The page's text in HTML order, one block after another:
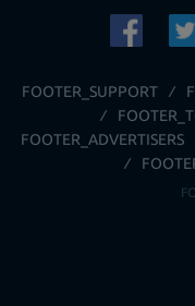
FOOTER_SUPPORT
FOOTER_ADVERTISERS